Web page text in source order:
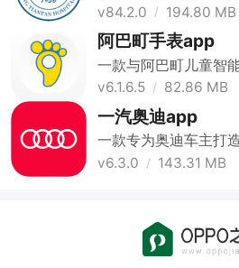
v84.2.0
194.80 MB
阿巴町手表app
一款与阿巴町儿童智
用的手表应用
v6.1.6.5 82.86 MB
一汽奥迪app
一款专为奥迪车主打
软件
v6.3.0 143.31 MB